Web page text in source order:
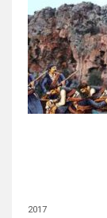
2017